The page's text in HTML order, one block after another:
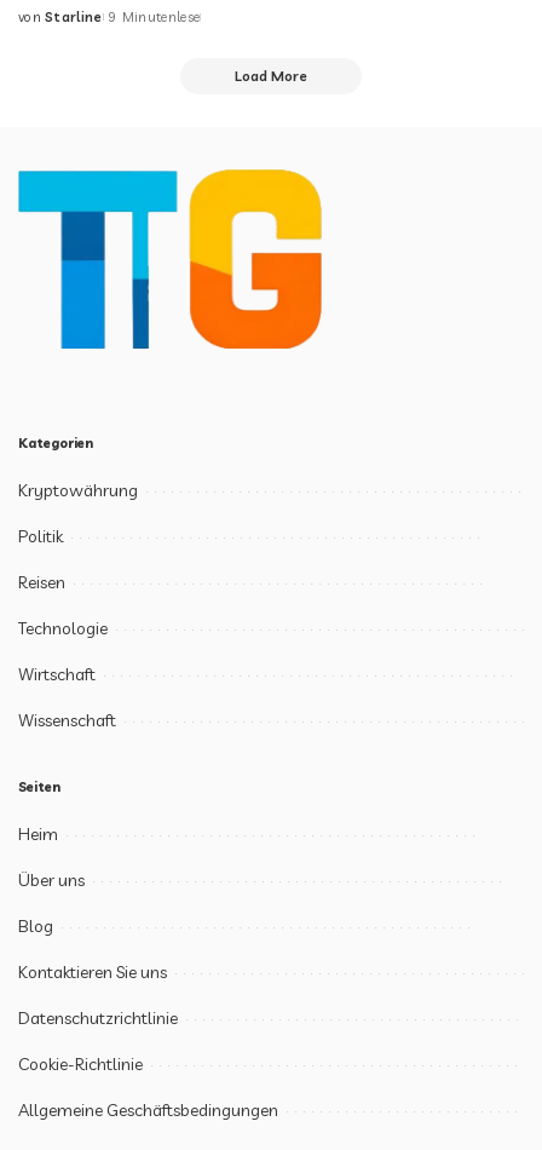
von Starline 9 Minutenlese
Load More
Kategorien
Kryptowährung
Politik
Reisen
Technologie
Wirtschaft
Wissenschaft
Seiten
Heim
Über uns
Blog
Kontaktieren Sie uns
Datenschutzrichtlinie
Cookie-Richtlinie
Allgemeine Geschäftsbedingungen